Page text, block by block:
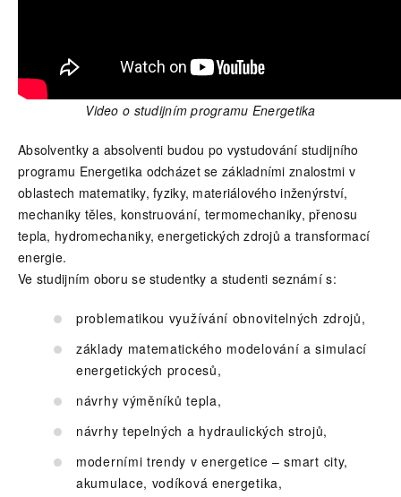
Video o studijním programu Energetika
Absolventky a absolventi budou po vystudování studijního
programu Energetika odcházet se základními znalostmi v
oblastech matematiky, fyziky, materiálového inženýrství,
mechaniky těles, konstruování, termomechaniky, přenosu
tepla, hydromechaniky, energetických zdrojů a transformací
energie.
Ve studijním oboru se studentky a studenti seznámí s:
problematikou využívání obnovitelných zdrojů,
základy matematického modelování a simulací
energetických procesů,
návrhy výměníků tepla,
návrhy tepelných a hydraulických strojů,
moderními trendy v energetice – smart city,
akumulace, vodíková energetika,